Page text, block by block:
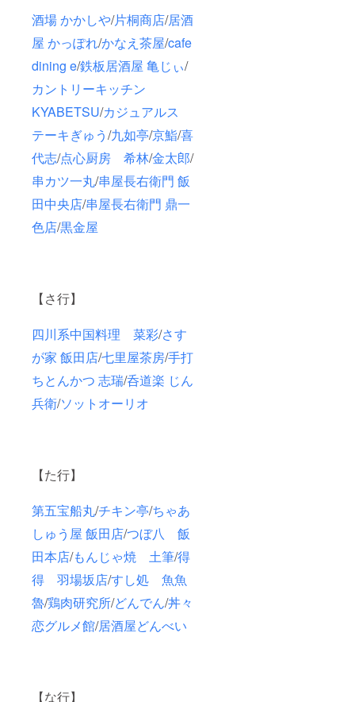
酒場 かかしや/片桐商店/居酒
屋 かっぽれ/かなえ茶屋/cafe
dining e/鉄板居酒屋 亀じぃ/
カントリーキッチン
KYABETSU/カジュアルス
テーキぎゅう/九如亭/京鮨/喜
代志/点心厨房 希林/金太郎/
串カツ一丸/串屋長右衛門 飯
田中央店/串屋長右衛門 鼎一
色店/黒金屋
【さ行】
四川系中国料理 菜彩/さす
が家 飯田店/七里屋茶房/手打
ちとんかつ 志瑞/呑道楽 じん
兵衛/ソットオーリオ
【た行】
第五宝船丸/チキン亭/ちゃあ
しゅう屋 飯田店/つぼ八 飯
田本店/もんじゃ焼 土筆/得
得 羽場坂店/すし処 魚魚
魯/鶏肉研究所/どんでん/丼々
恋グルメ館/居酒屋どんべい
【な行】